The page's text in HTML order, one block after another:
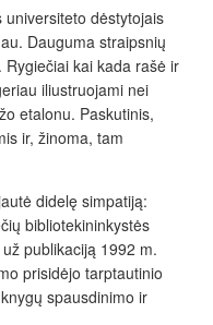
dėstytojais
Dauguma straipsnių
kai kada rašė ir
iliustruojami nei
etalonu. Paskutinis,
ir, žinoma, tam
didelę simpatiją:
bibliotekininkystės
publikaciją 1992 m.
prisidėjo tarptautinio
spausdinimo ir